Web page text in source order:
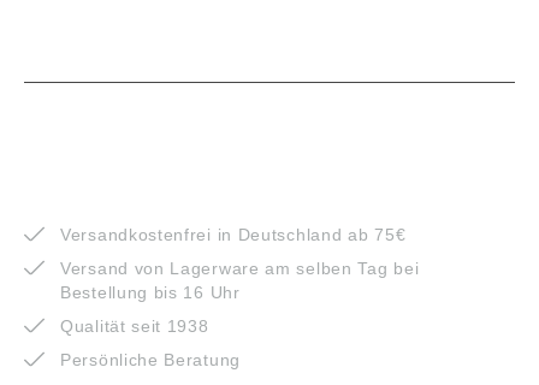
Versandkostenfrei in Deutschland ab 75€
Versand von Lagerware am selben Tag bei
Bestellung bis 16 Uhr
Qualität seit 1938
Persönliche Beratung